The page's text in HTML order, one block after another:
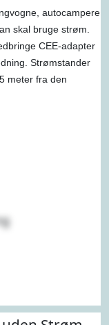
autocampere
skal bruge strøm.
CEE-adapter
Strømstander
meter fra den